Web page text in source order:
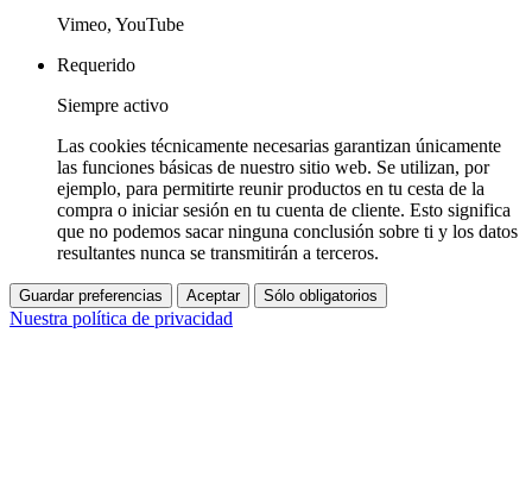
Vimeo, YouTube
Requerido
Siempre activo
Las cookies técnicamente necesarias garantizan únicamente
las funciones básicas de nuestro sitio web. Se utilizan, por
ejemplo, para permitirte reunir productos en tu cesta de la
compra o iniciar sesión en tu cuenta de cliente. Esto significa
que no podemos sacar ninguna conclusión sobre ti y los datos
resultantes nunca se transmitirán a terceros.
Guardar preferencias Aceptar Sólo obligatorios
Nuestra política de privacidad